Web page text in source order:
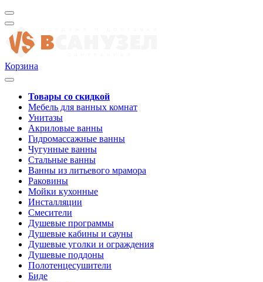
Корзина
Товары со скидкой
Мебель для ванных комнат
Унитазы
Акриловые ванны
Гидромассажные ванны
Чугунные ванны
Стальные ванны
Ванны из литьевого мрамора
Раковины
Мойки кухонные
Инсталляции
Смесители
Душевые программы
Душевые кабины и сауны
Душевые уголки и ограждения
Душевые поддоны
Полотенцесушители
Биде